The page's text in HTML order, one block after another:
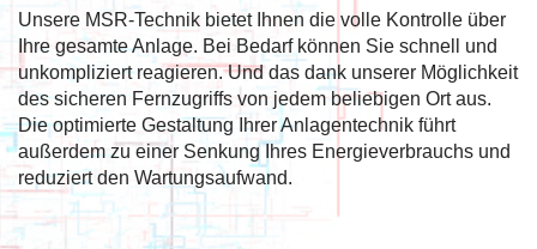
Unsere MSR-Technik bietet Ihnen die volle Kontrolle über
Ihre gesamte Anlage. Bei Bedarf können Sie schnell und
unkompliziert reagieren. Und das dank unserer Möglichkeit
des sicheren Fernzugriffs von jedem beliebigen Ort aus.
Die optimierte Gestaltung Ihrer Anlagentechnik führt
außerdem zu einer Senkung Ihres Energieverbrauchs und
reduziert den Wartungsaufwand.